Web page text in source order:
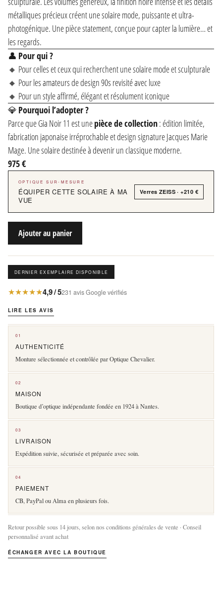
métalliques précieux créent une solaire mode, puissante et ultra-
photogénique. Une pièce statement, conçue pour capter la lumière… et
les regards.
👤 Pour qui ?
🔸 Pour celles et ceux qui recherchent une solaire mode et sculpturale
🔸 Pour les amateurs de design 90s revisité avec luxe
🔸 Pour un style affirmé, élégant et résolument iconique
💎 Pourquoi l’adopter ?
Parce que Gia Noir 11 est unepièce de collection: édition limitée,
fabrication japonaise irréprochable et design signature Jacques Marie
Mage. Une solaire destinée à devenir un classique moderne.
975 €
OPTIQUE SUR-MESURE
ÉQUIPER CETTE SOLAIRE À MA
VUE
Verres ZEISS · +210 €
Ajouter au panier
DERNIER EXEMPLAIRE DISPONIBLE
★★★★★4,9 / 5231 avis Google vérifiés
LIRE LES AVIS
01
AUTHENTICITÉ
Monture sélectionnée et contrôlée par Optique Chevalier.
02
MAISON
Boutique d’optique indépendante fondée en 1924 à Nantes.
03
LIVRAISON
Expédition suivie, sécurisée et préparée avec soin.
04
PAIEMENT
CB, PayPal ou Alma en plusieurs fois.
Retour possible sous 14 jours, selon nos conditions générales de vente · Conseil
personnalisé avant achat
ÉCHANGER AVEC LA BOUTIQUE